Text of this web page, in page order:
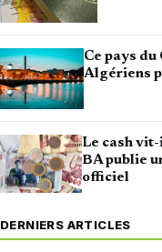
Ce pays
Algériens
Le cash
BA publie
officiel
DERNIERS ARTICLES